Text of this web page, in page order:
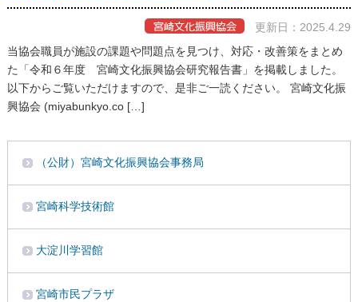
更新日：2025.4.29
当協会職員が施設の課題や問題点を見つけ、対応・改善策をまとめ
た「令和６年度 宮崎文化振興協会研究報告書」を掲載しました。
以下からご覧いただけますので、是非ご一読ください。 宮崎文化振
興協会 (miyabunkyo.co […]
（公財）宮崎文化振興協会事務局
宮崎科学技術館
大淀川学習館
宮崎市民プラザ